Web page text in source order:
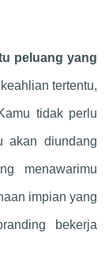
peluang yang
tertentu,
tidak perlu
akan diundang
menawarimu
impian yang
bekerja